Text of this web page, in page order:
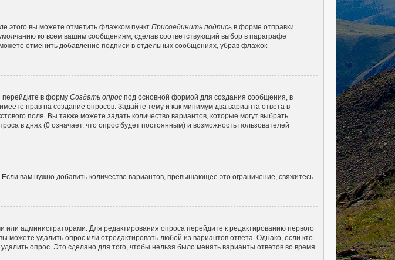
этого вы можете отметить флажком пункт Присоединить подпись в форме отправки
ко всем вашим сообщениям, сделав соответствующий выбор в параграфе
отменить добавление подписи в отдельных сообщениях, убрав флажок
перейдите в форму Создать опрос под основной формой для создания сообщения, в
прав на создание опросов. Задайте тему и как минимум два варианта ответа в
поля. Вы также можете задать количество вариантов, которые могут выбрать
в днях (0 означает, что опрос будет постоянным) и возможность пользователей
вам нужно добавить количество вариантов, превышающее это ограничение, свяжитесь
администраторами. Для редактирования опроса перейдите к редактированию первого
можете удалить опрос или отредактировать любой из вариантов ответа. Однако, если кто-
опрос. Это сделано для того, чтобы нельзя было менять варианты ответов во время